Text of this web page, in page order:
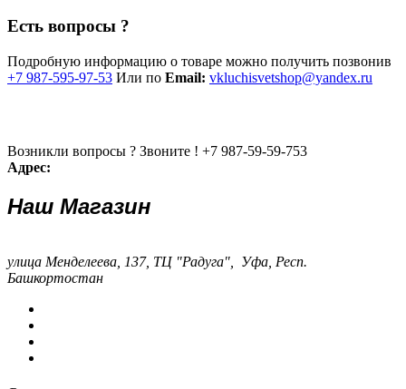
Есть вопросы ?
Подробную информацию о товаре можно получить позвонив
+7 987-595-97-53 Или по Email: vkluchisvetshop@yandex.ru
Возникли вопросы ? Звоните ! +7 987-59-59-753
Адрес:
Наш Магазин
улица Менделеева, 137, ТЦ "Радуга", Уфа, Респ.
Башкортостан